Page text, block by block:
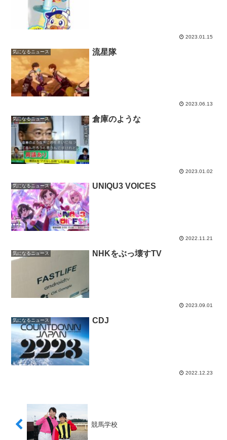
2023.01.15
気になるニュース 流星隊
2023.06.13
気になるニュース 倉庫のような
2023.01.02
気になるニュース UNIQU3 VOICES
2022.11.21
気になるニュース NHKをぶっ壊すTV
2023.09.01
気になるニュース CDJ
2022.12.23
競馬学校